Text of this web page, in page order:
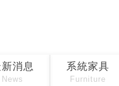
消息
News
系統家具
Furniture